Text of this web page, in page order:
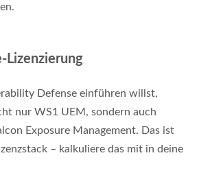
Lizenzierung
Defense einführen willst,
nur WS1 UEM, sondern auch
Exposure Management. Das ist
– kalkuliere das mit in deine